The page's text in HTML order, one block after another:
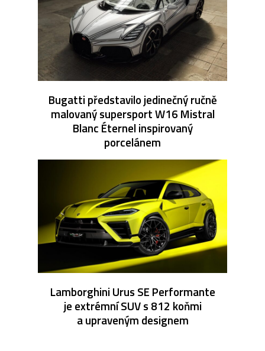
Bugatti představilo jedinečný ručně
malovaný supersport W16 Mistral
Blanc Éternel inspirovaný
porcelánem
Lamborghini Urus SE Performante
je extrémní SUV s 812 koňmi
a upraveným designem